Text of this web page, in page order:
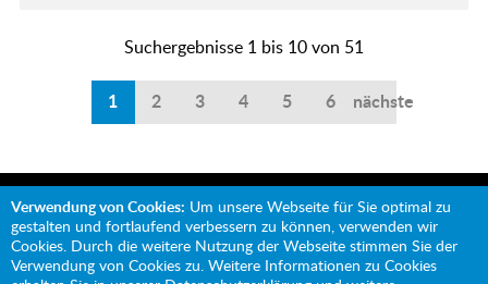
Suchergebnisse 1 bis 10 von 51
1 2 3 4 5 6 nächste
Mit Unterstützung von:
Verwendung von Cookies: Um unsere Webseite für Sie optimal zu
gestalten und fortlaufend verbessern zu können, verwenden wir
Cookies. Durch die weitere Nutzung der Webseite stimmen Sie der
Verwendung von Cookies zu. Weitere Informationen zu Cookies